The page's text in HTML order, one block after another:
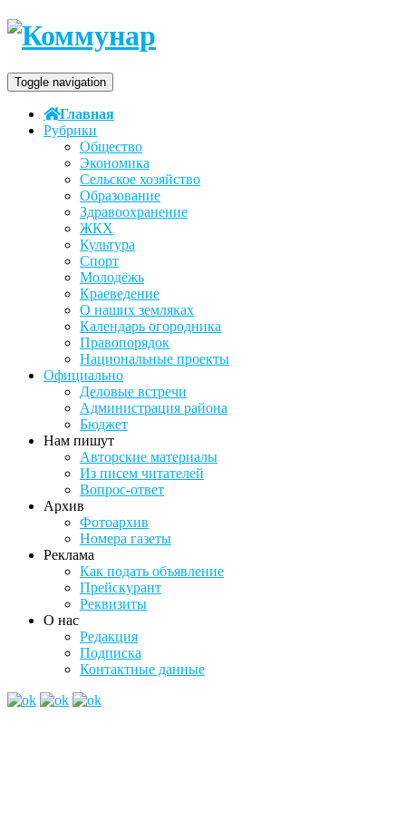
Toggle navigation
Главная
Рубрики
Общество
Экономика
Сельское хозяйство
Образование
Здравоохранение
ЖКХ
Культура
Спорт
Молодёжь
Краеведение
О наших земляках
Календарь огородника
Правопорядок
Национальные проекты
Официально
Деловые встречи
Администрация района
Бюджет
Нам пишут
Авторские материалы
Из писем читателей
Вопрос-ответ
Архив
Фотоархив
Номера газеты
Реклама
Как подать объявление
Прейскурант
Реквизиты
О нас
Редакция
Подписка
Контактные данные